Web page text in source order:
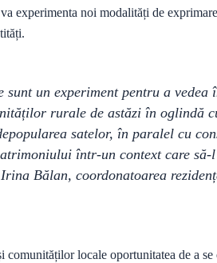
experimenta noi modalități de
sunt un experiment pentru a
rurale de astăzi în oglindă
satelor, în paralel cu
într-un context care
Bălan, coordonatoarea
comunităților locale oportunitatea de a